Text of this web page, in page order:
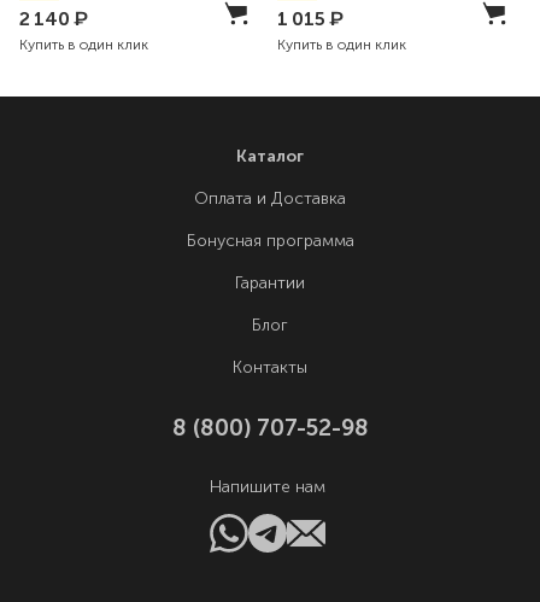
2 140₽
Купить в один клик
1 015₽
Купить в один клик
Каталог
Оплата и Доставка
Бонусная программа
Гарантии
Блог
Контакты
8 (800) 707-52-98
Напишите нам